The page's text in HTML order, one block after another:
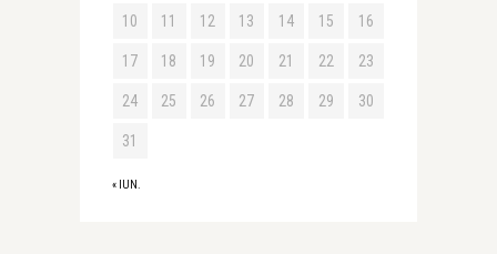
« IUN.
10 11 12 13 14 15 16
17 18 19 20 21 22 23
24 25 26 27 28 29 30
31